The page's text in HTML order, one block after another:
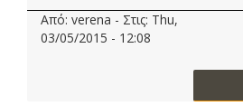
Από: verena - Στις: Thu,
03/05/2015 - 12:08